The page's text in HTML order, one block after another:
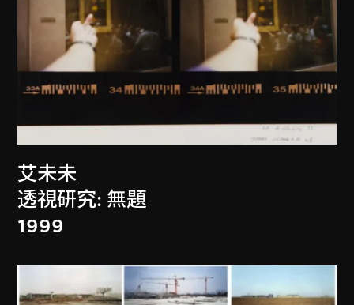
艾未未
透視研究: 無題
1999